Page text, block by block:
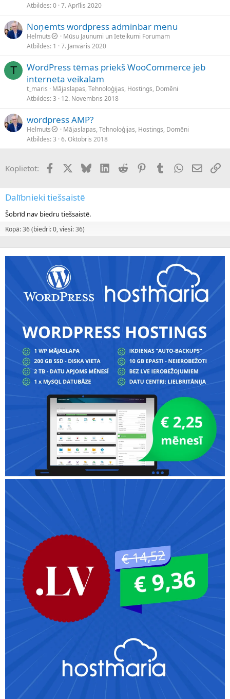
Atbildes 0 7. Aprīlis 2020
Noņemts wordpress adminbar menu
Helmuts
Mūsu Jaunumi un Ieteikumi Forumam
Atbildes 1 7. Janvāris 2020
T
WordPress tēmas priekš WooCommerce jeb
interneta veikalam
t_maris
Mājaslapas, Tehnoloģijas, Hostings, Domēni
Atbildes 3 12. Novembris 2018
wordpress AMP?
Helmuts
Mājaslapas, Tehnoloģijas, Hostings, Domēni
Atbildes 3 6. Oktobris 2018
Koplietot: FacebookX (Twitter)
BlueskyLinkedInReddit PinterestTumblrWhatsApp
E-pasts
Dalībnieki tiešsaistē
Šobrīd nav biedru tiešsaistē.
Kopā: 36 (biedri: 0, viesi: 36)